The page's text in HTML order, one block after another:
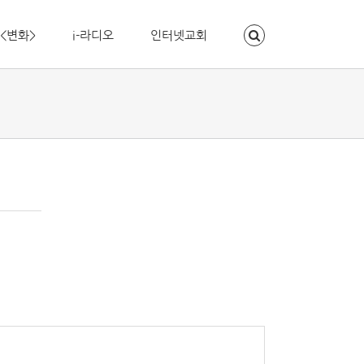
변화> i-라디오 인터넷교회